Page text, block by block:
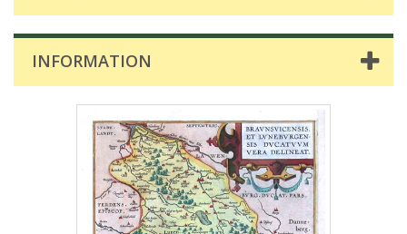
INFORMATION